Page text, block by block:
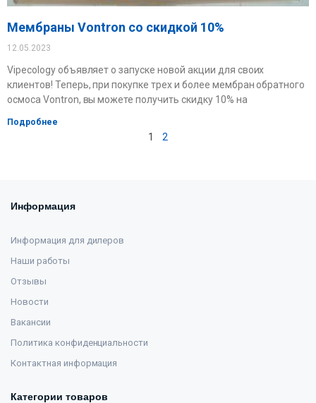
Мембраны Vontron со скидкой 10%
12.05.2023
Vipecology объявляет о запуске новой акции для своих
клиентов! Теперь, при покупке трех и более мембран обратного
осмоса Vontron, вы можете получить скидку 10% на
Подробнее
1 2
Информация
Информация для дилеров
Наши работы
Отзывы
Новости
Вакансии
Политика конфиденциальности
Контактная информация
Категории товаров